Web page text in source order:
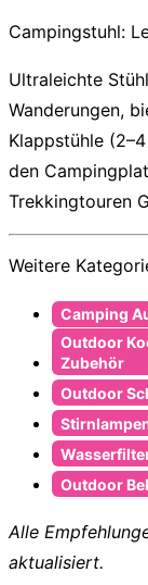
Campingstuhl:
Ultraleichte
Wanderungen,
Klappstühle
den
Trekkingtouren
Weitere
Camping
Outdoor
Zubehör
Outdoor
Outdoor
Alle
aktualisiert.